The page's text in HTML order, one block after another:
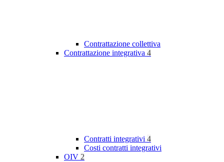
Contrattazione collettiva
Contrattazione integrativa 4
Contratti integrativi 4
Costi contratti integrativi
OIV 2